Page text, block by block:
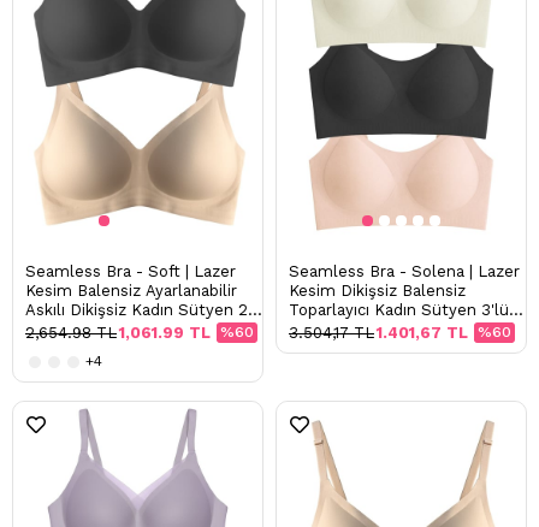
Seamless Bra - Soft | Lazer
Kesim Balensiz Ayarlanabilir
Askılı Dikişsiz Kadın Sütyen 2'li
Paket-2
%60
1,061.99 TL
2,654.98 TL
+4
Seamless Bra - Solena | Lazer
Kesim Dikişsiz Balensiz
Toparlayıcı Kadın Sütyen 3'lü
Paket-2
%60
1.401,67 TL
3.504,17 TL